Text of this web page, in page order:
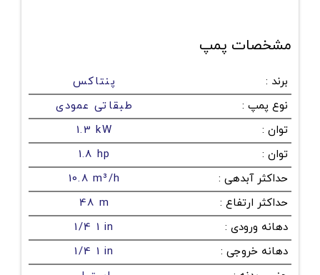
مشخصات پمپ
برند :
پنتاکس
نوع پمپ :
طبقاتی عمودی
توان :
1.3 kW
توان :
1.8 hp
حداکثر آبدهی :
10.8 m³/h
حداکثر ارتفاع :
48 m
دهانه ورودی :
1/4 1 in
دهانه خروجی :
1/4 1 in